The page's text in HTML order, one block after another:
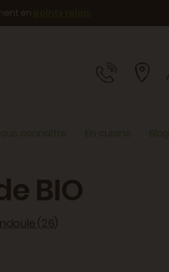
en .
connaître En cuisine Blog
BIO
(26)